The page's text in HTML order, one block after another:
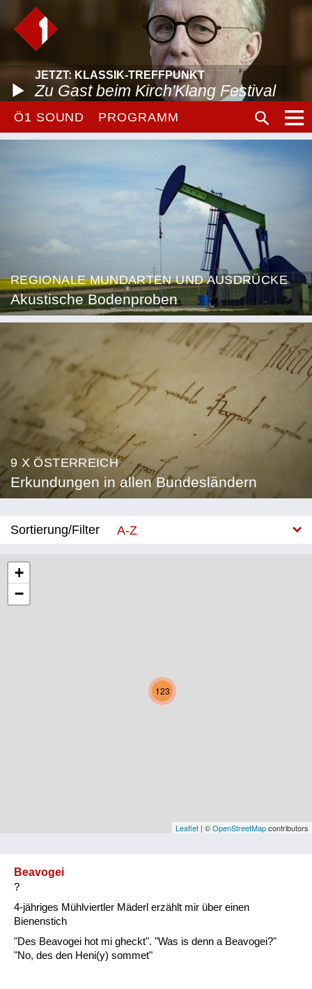
JETZT: KLASSIK-TREFFPUNKT
Zu Gast beim Kirch'Klang Festival
Ö1 SOUND PROGRAMM
REGIONALE MUNDARTEN UND AUSDRÜCKE
Akustische Bodenproben
9 X ÖSTERREICH
Erkundungen in allen Bundesländern
Sortierung/Filter
A-Z
Niederösterreich
Oberösterreich
Vorarlberg
Fluchen und Reden
123
+
−
Leaflet | ©OpenStreetMapcontributors
Beavogei
?
4-jähriges Mühlviertler Mäderl erzählt mir über einen
Bienenstich
"Des Beavogei hot mi gheckt". "Was is denn a Beavogei?"
"No, des den Heni(y) sommet"